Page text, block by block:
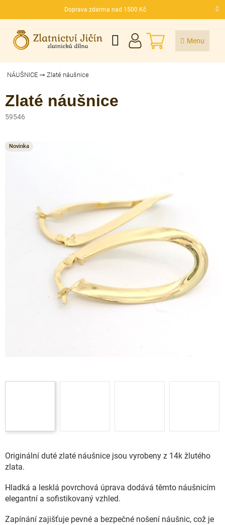
Doprava zdarma nad 1500 Kč
CZK
NÁKUPNÍ
KOŠÍK
NÁUŠNICE Zlaté náušnice
Zlaté náušnice
59546
Novinka
Originální duté zlaté náušnice jsou vyrobeny z 14k žlutého
zlata.
Hladká a lesklá povrchová úprava dodává těmto náušnicím
elegantní a sofistikovaný vzhled.
Zapínání zajišťuje pevné a bezpečné nošení náušnic, což je